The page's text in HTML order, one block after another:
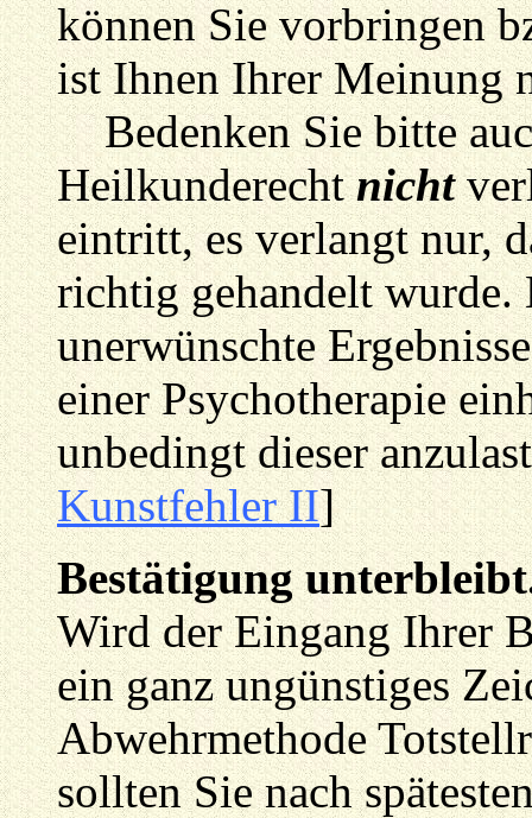
können Sie vorbringen
ist Ihnen Ihrer Meinung
Bedenken Sie bitte
Heilkunderechtnicht
eintritt, es verlangt nur,
richtig gehandelt
unerwünschte
einer Psychotherapie
unbedingt dieser
Kunstfehler II]
Bestätigung
Wird der Eingang Ihrer
ein ganz ungünstiges
Abwehrmethode
sollten Sie nach